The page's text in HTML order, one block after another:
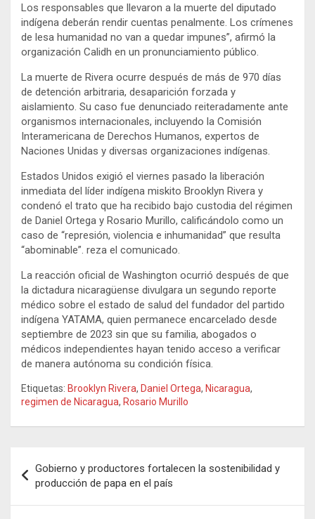
Los responsables que llevaron a la muerte del diputado
indígena deberán rendir cuentas penalmente. Los crímenes
de lesa humanidad no van a quedar impunes”, afirmó la
organización Calidh en un pronunciamiento público.
La muerte de Rivera ocurre después de más de 970 días
de detención arbitraria, desaparición forzada y
aislamiento. Su caso fue denunciado reiteradamente ante
organismos internacionales, incluyendo la Comisión
Interamericana de Derechos Humanos, expertos de
Naciones Unidas y diversas organizaciones indígenas.
Estados Unidos exigió el viernes pasado la liberación
inmediata del líder indígena miskito Brooklyn Rivera y
condenó el trato que ha recibido bajo custodia del régimen
de Daniel Ortega y Rosario Murillo, calificándolo como un
caso de “represión, violencia e inhumanidad” que resulta
“abominable”. reza el comunicado.
La reacción oficial de Washington ocurrió después de que
la dictadura nicaragüense divulgara un segundo reporte
médico sobre el estado de salud del fundador del partido
indígena YATAMA, quien permanece encarcelado desde
septiembre de 2023 sin que su familia, abogados o
médicos independientes hayan tenido acceso a verificar
de manera autónoma su condición física.
Etiquetas: Brooklyn Rivera, Daniel Ortega, Nicaragua,
regimen de Nicaragua, Rosario Murillo
de
entradas
Gobierno y productores fortalecen la sostenibilidad y
producción de papa en el país